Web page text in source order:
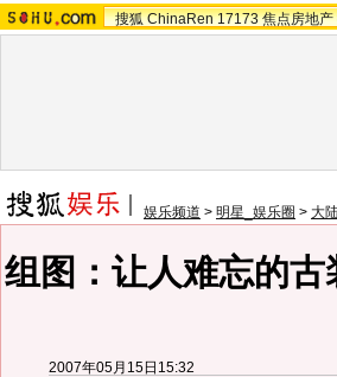
搜狐 ChinaRen 17173 焦点房地产
娱乐频道 > 明星_娱乐圈 > 大
组图：让人难忘的
2007年05月15日15:32